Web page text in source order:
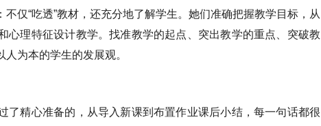
仅“吃透”教材，还充分地了解学生。她们准确把握教学目标，从
心理特征设计教学。找准教学的起点、突出教学的重点、突破教
为本的学生的发展观。
了精心准备的，从导入新课到布置作业课后小结，每一句话都很